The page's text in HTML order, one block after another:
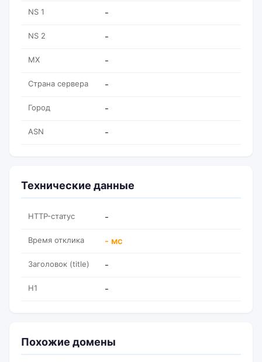
NS 1 -
NS 2 -
MX -
Страна сервера -
Город -
ASN -
Технические данные
HTTP-статус -
Время отклика - мс
Заголовок (title) -
H1 -
Похожие домены